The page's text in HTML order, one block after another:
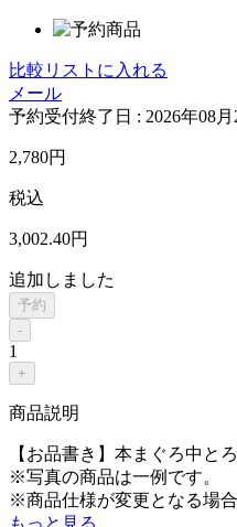
比較リストに入れる
メール
予約受付終了日 : 2026年08
2,780円
税込
3,002.40円
追加しました
予約
-
1
+
商品説明
【お品書き】本まぐろ中と
※写真の商品は一例です。
※商品仕様が変更となる場